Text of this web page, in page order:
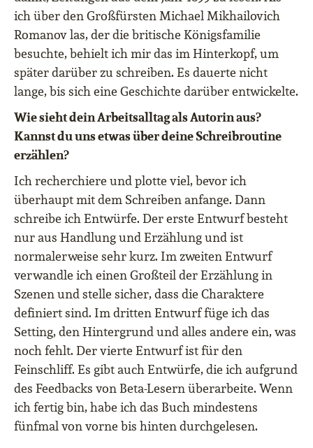
ich über den Großfürsten Michael Mikhailovich
Romanov las, der die britische Königsfamilie
besuchte, behielt ich mir das im Hinterkopf, um
später darüber zu schreiben. Es dauerte nicht
lange, bis sich eine Geschichte darüber entwickelte.
Wie sieht dein Arbeitsalltag als Autorin aus?
Kannst du uns etwas über deine Schreibroutine
erzählen?
Ich recherchiere und plotte viel, bevor ich
überhaupt mit dem Schreiben anfange. Dann
schreibe ich Entwürfe. Der erste Entwurf besteht
nur aus Handlung und Erzählung und ist
normalerweise sehr kurz. Im zweiten Entwurf
verwandle ich einen Großteil der Erzählung in
Szenen und stelle sicher, dass die Charaktere
definiert sind. Im dritten Entwurf füge ich das
Setting, den Hintergrund und alles andere ein, was
noch fehlt. Der vierte Entwurf ist für den
Feinschliff. Es gibt auch Entwürfe, die ich aufgrund
des Feedbacks von Beta-Lesern überarbeite. Wenn
ich fertig bin, habe ich das Buch mindestens
fünfmal von vorne bis hinten durchgelesen.